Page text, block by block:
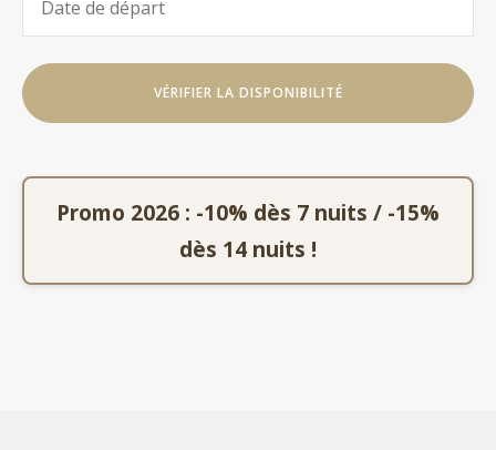
Promo 2026 : -10% dès 7 nuits / -15%
dès 14 nuits !